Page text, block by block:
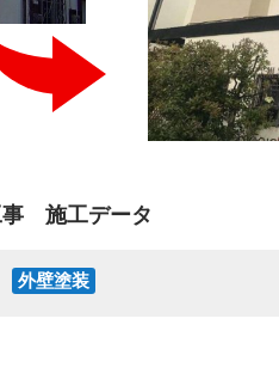
事 施工データ
外壁塗装